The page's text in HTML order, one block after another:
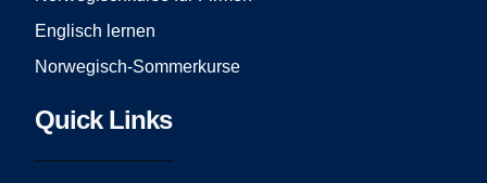
Englisch lernen
Norwegisch-Sommerkurse
Quick Links